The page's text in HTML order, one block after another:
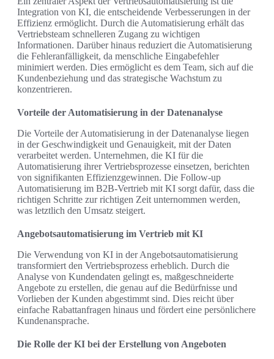
Integration von KI, die entscheidende Verbesserungen in der
Effizienz ermöglicht. Durch die Automatisierung erhält das
Vertriebsteam schnelleren Zugang zu wichtigen
Informationen. Darüber hinaus reduziert die Automatisierung
die Fehleranfälligkeit, da menschliche Eingabefehler
minimiert werden. Dies ermöglicht es dem Team, sich auf die
Kundenbeziehung und das strategische Wachstum zu
konzentrieren.
Vorteile der Automatisierung in der Datenanalyse
Die Vorteile der Automatisierung in der Datenanalyse liegen
in der Geschwindigkeit und Genauigkeit, mit der Daten
verarbeitet werden. Unternehmen, die KI für die
Automatisierung ihrer Vertriebsprozesse einsetzen, berichten
von signifikanten Effizienzgewinnen. Die Follow-up
Automatisierung im B2B-Vertrieb mit KI sorgt dafür, dass die
richtigen Schritte zur richtigen Zeit unternommen werden,
was letztlich den Umsatz steigert.
Angebotsautomatisierung im Vertrieb mit KI
Die Verwendung von KI in der Angebotsautomatisierung
transformiert den Vertriebsprozess erheblich. Durch die
Analyse von Kundendaten gelingt es, maßgeschneiderte
Angebote zu erstellen, die genau auf die Bedürfnisse und
Vorlieben der Kunden abgestimmt sind. Dies reicht über
einfache Rabattanfragen hinaus und fördert eine persönlichere
Kundenansprache.
Die Rolle der KI bei der Erstellung von Angeboten